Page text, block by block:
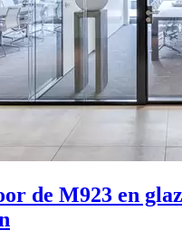
de M923 en